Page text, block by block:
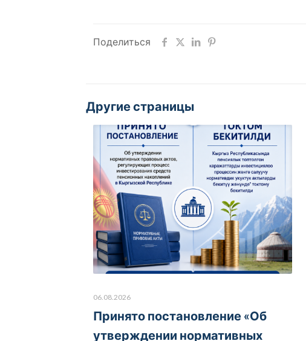
Поделиться
Другие страницы
06.08.2026
Принято постановление «Об
утверждении нормативных